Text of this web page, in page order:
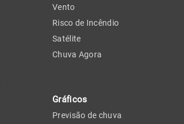
Vento
Risco de Incêndio
Satélite
Chuva Agora
Gráficos
Previsão de chuva